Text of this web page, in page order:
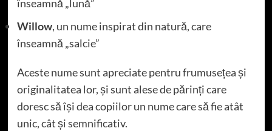
înseamnă „lună”
Willow, un nume inspirat din natură, care
înseamnă „salcie”
Aceste nume sunt apreciate pentru frumusețea și
originalitatea lor, și sunt alese de părinți care
doresc să își dea copiilor un nume care să fie atât
unic, cât și semnificativ.